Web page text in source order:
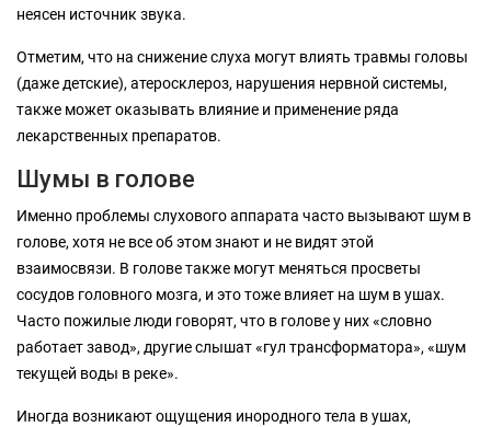
неясен источник звука.
Отметим, что на снижение слуха могут влиять травмы головы
(даже детские), атеросклероз, нарушения нервной системы,
также может оказывать влияние и применение ряда
лекарственных препаратов.
Шумы в голове
Именно проблемы слухового аппарата часто вызывают шум в
голове, хотя не все об этом знают и не видят этой
взаимосвязи. В голове также могут меняться просветы
сосудов головного мозга, и это тоже влияет на шум в ушах.
Часто пожилые люди говорят, что в голове у них «словно
работает завод», другие слышат «гул трансформатора», «шум
текущей воды в реке».
Иногда возникают ощущения инородного тела в ушах,